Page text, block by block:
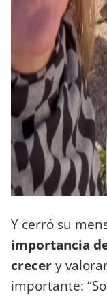
Y cerró su
importancia
crecery
importante: